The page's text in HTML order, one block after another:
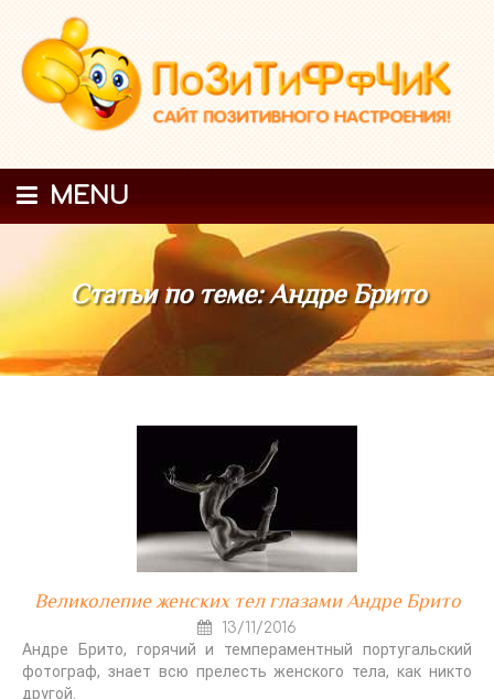
MENU
Статьи по теме: Андре Брито
Великолепие женских тел глазами Андре Брито
13/11/2016
Андре Брито, горячий и темпераментный португальский
фотограф, знает всю прелесть женского тела, как никто
другой.